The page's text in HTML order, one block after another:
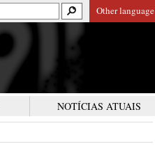
Other language
NOTÍCIAS ATUAIS